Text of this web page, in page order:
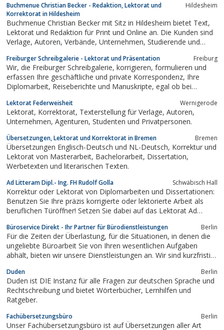
Recht, Wirtschaft, Mode, Lifestyle, Tourismus und Technologie.
Unsere...
Buchmenue Christian Becker - Redaktion, Lektorat und
Korrektorat in Hildesheim
Hildesheim
Buchmenue Christian Becker mit Sitz in Hildesheim bietet Text,
Lektorat und Redaktion für Print und Online an. Die Kunden sind
Verlage, Autoren, Verbände, Unternehmen, Studierende und
Freiburger Schreibgalerie - Lektorat und Präsentation Freiburg
Wir, die Freiburger Schreibgalerie, korrigieren, formulieren und
erfassen Ihre geschäftliche und private Korrespondenz, Ihre
Diplomarbeit, Reiseberichte und Manuskripte, egal ob bei
Lektorat Federweisheit Wernigerode
Lektorat, Korrektorat, Texterstellung für Verlage, Autoren,
Unternehmen, Agenturen, Studenten und Privatpersonen.
Übersetzungen, Lektorat und Korrektorat in Bremen Bremen
Übersetzungen Englisch-Deutsch und NL-Deutsch, Korrektur und
Lektorat von Masterarbeit, Bachelorarbeit, Dissertation,
Werbetexten und literarischen Texten.
Ad Litteram Dipl.- Ing. FH Rudolf Golla Schwäbisch Hall
Korrektur oder Lektorat von Diplomarbeiten und Dissertationen:
Benutzen Sie Ihre präzis korrigierte oder lektorierte Arbeit als
beruflichen Türöffner! Setzen Sie dabei auf das Lektorat Ad
Rabatt für Studenten, mehr Infos unter www.adlitteram.de!
Büroservice Direkt - Ihr Partner für Bürodienstleistungen Berlin
Für die Zeiten der Überlastung, für die Situationen, in denen die
ungeliebte Büroarbeit Sie von Ihren wesentlichen Aufgaben
abhält, bieten wir unsere Dienstleistungen an. Wir sind kurzfristig
Duden Berlin
Duden ist DIE Instanz für alle Fragen zur deutschen Sprache und
Rechtschreibung und bietet Wörterbücher, Lernhilfen und
Ratgeber.
Fachübersetzungsbüro Berlin
Unser Fachübersetzungsbüro ist auf Übersetzungen aller Art